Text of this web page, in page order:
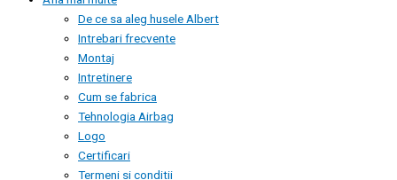
De ce sa aleg husele Albert
Intrebari frecvente
Montaj
Intretinere
Cum se fabrica
Tehnologia Airbag
Logo
Certificari
Termeni si conditii